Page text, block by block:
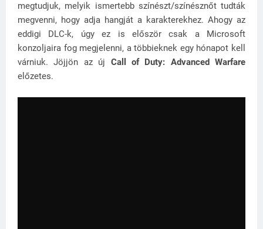
megtudjuk, melyik ismertebb színészt/színésznőt tudták
megvenni, hogy adja hangját a karakterekhez. Ahogy az
eddigi DLC-k, úgy ez is először csak a Microsoft
konzoljaira fog megjelenni, a többieknek egy hónapot kell
várniuk. Jöjjön az új Call of Duty: Advanced Warfare
előzetes.